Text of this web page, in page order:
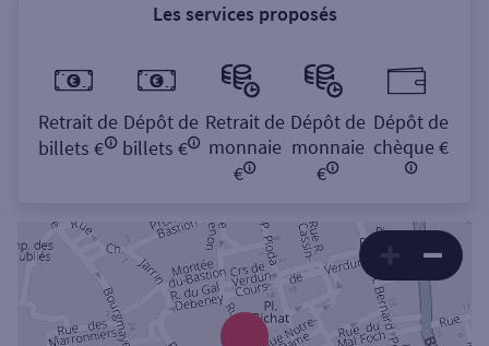
Les services proposés
Retrait de
billets €
Dépôt de
billets €
Retrait de
monnaie
€
Dépôt de
monnaie
€
Dépôt de
chèque €